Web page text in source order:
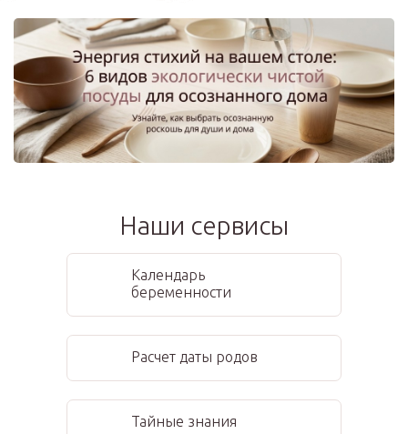
Наши сервисы
Календарь
беременности
Расчет даты родов
Тайные знания